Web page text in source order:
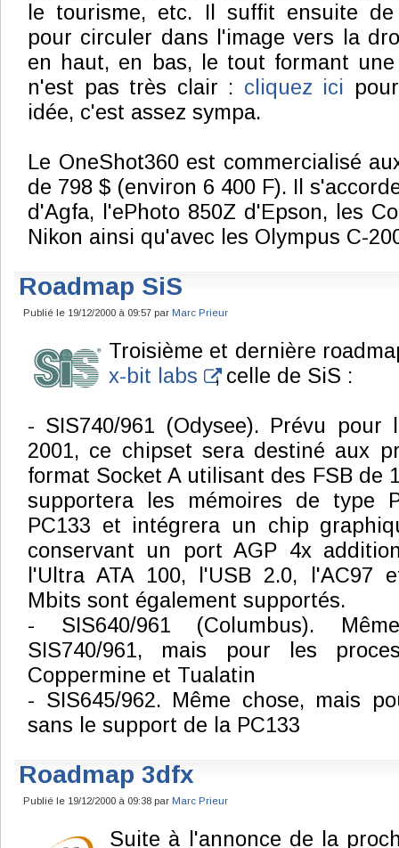
le tourisme, etc. Il suffit ensuite
pour circuler dans l'image vers la
en haut, en bas, le tout formant
n'est pas très clair : cliquez ici
idée, c'est assez sympa.
Le OneShot360 est commercialisé
de 798 $ (environ 6 400 F). Il
d'Agfa, l'ePhoto 850Z d'Epson, les
Nikon ainsi qu'avec les Olympus C-
Roadmap SiS
Publié le 19/12/2000 à 09:57 par Marc Prieur
Troisième et dernière
x-bit labs
, celle de SiS :
- SIS740/961 (Odysee). Prévu pour
2001, ce chipset sera destiné aux
format Socket A utilisant des FSB de
supportera les mémoires de type
PC133 et intégrera un chip
conservant un port AGP 4x
l'Ultra ATA 100, l'USB 2.0, l'AC97
Mbits sont également supportés.
- SIS640/961 (Columbus).
SIS740/961, mais pour les
Coppermine et Tualatin
- SIS645/962. Même chose, mais
sans le support de la PC133
Roadmap 3dfx
Publié le 19/12/2000 à 09:38 par Marc Prieur
Suite à l'annonce de la